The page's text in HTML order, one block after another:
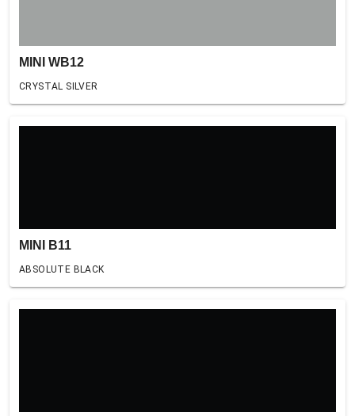
MINI WB12
CRYSTAL SILVER
MINI B11
ABSOLUTE BLACK